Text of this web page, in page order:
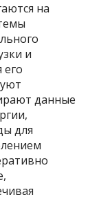
на
и
данные
для